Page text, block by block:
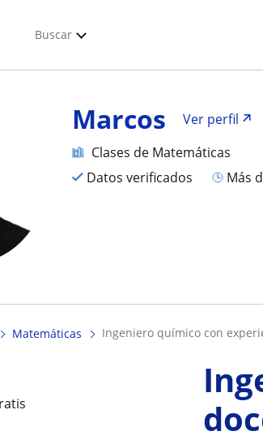
Buscar
Marcos
Ver perfil
Clases de Matemáticas
Datos verificados
Matemáticas ingeniero químico con